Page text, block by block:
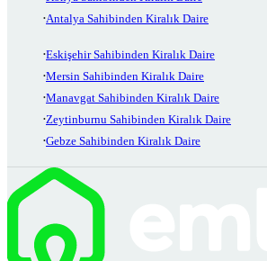
Antalya Sahibinden Kiralık Daire
Eskişehir Sahibinden Kiralık Daire
Mersin Sahibinden Kiralık Daire
Manavgat Sahibinden Kiralık Daire
Zeytinburnu Sahibinden Kiralık Daire
Gebze Sahibinden Kiralık Daire